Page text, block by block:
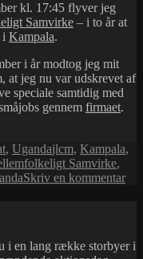
kl. 17:45 flyver jeg
Samvirke – i to år at
i Kampala.
i år modtog jeg mit
at jeg nu var udskrevet af
speciale samtidig med
gennem firmaet.
, UgandaTags
jlcm, Kampala,
Samvirke,
Skriv en kommentartil
i en lang række storbyer i